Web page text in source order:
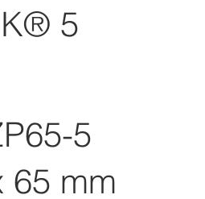
5
5
65 mm